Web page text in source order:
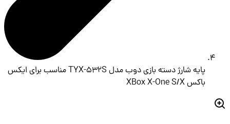
پایه شارژ دسته بازی دوب مدل TYX-532S مناسب برای ایکس
باکس XBox X-One S/X